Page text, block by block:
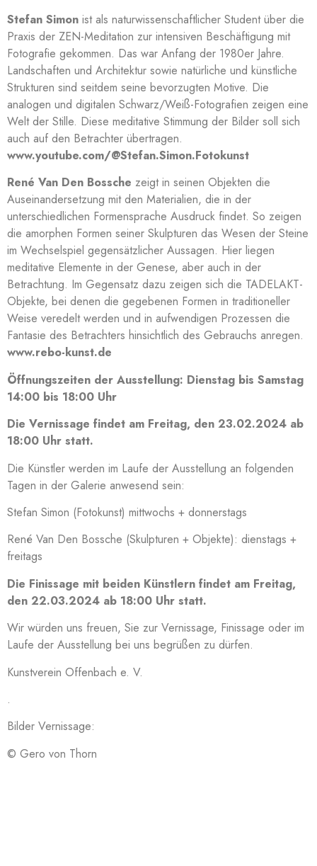
Stefan Simon ist als naturwissenschaftlicher Student über die
Praxis der ZEN-Meditation zur intensiven Beschäftigung mit
Fotografie gekommen. Das war Anfang der 1980er Jahre.
Landschaften und Architektur sowie natürliche und künstliche
Strukturen sind seitdem seine bevorzugten Motive. Die
analogen und digitalen Schwarz/Weiß-Fotografien zeigen eine
Welt der Stille. Diese meditative Stimmung der Bilder soll sich
auch auf den Betrachter übertragen.
www.youtube.com/@Stefan.Simon.Fotokunst
René Van Den Bossche zeigt in seinen Objekten die
Auseinandersetzung mit den Materialien, die in der
unterschiedlichen Formensprache Ausdruck findet. So zeigen
die amorphen Formen seiner Skulpturen das Wesen der Steine
im Wechselspiel gegensätzlicher Aussagen. Hier liegen
meditative Elemente in der Genese, aber auch in der
Betrachtung. Im Gegensatz dazu zeigen sich die TADELAKT-
Objekte, bei denen die gegebenen Formen in traditioneller
Weise veredelt werden und in aufwendigen Prozessen die
Fantasie des Betrachters hinsichtlich des Gebrauchs anregen.
www.rebo-kunst.de
Öffnungszeiten der Ausstellung: Dienstag bis Samstag
14:00 bis 18:00 Uhr
Die Vernissage findet am Freitag, den 23.02.2024 ab
18:00 Uhr statt.
Die Künstler werden im Laufe der Ausstellung an folgenden
Tagen in der Galerie anwesend sein:
Stefan Simon (Fotokunst) mittwochs + donnerstags
René Van Den Bossche (Skulpturen + Objekte): dienstags +
freitags
Die Finissage mit beiden Künstlern findet am Freitag,
den 22.03.2024 ab 18:00 Uhr statt.
Wir würden uns freuen, Sie zur Vernissage, Finissage oder im
Laufe der Ausstellung bei uns begrüßen zu dürfen.
Kunstverein Offenbach e. V.
.
Bilder Vernissage:
© Gero von Thorn